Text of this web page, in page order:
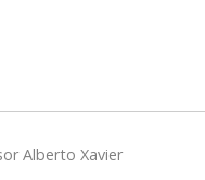
Alberto Xavier